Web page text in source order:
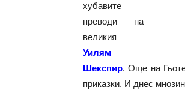
хубавите
преводи на
великия
Уилям
Шекспир. Още на
приказки. И днес